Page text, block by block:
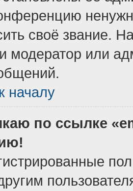
своё звание.
модератор или
началу
по ссылке